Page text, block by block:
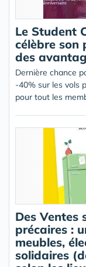
Le Student
célèbre son
des
Dernière chance
-40% sur les vols
pour tout les
Des Ventes
précaires :
meubles,
solidaires